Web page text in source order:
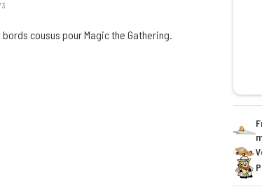
cousus pour Magic the Gathering.